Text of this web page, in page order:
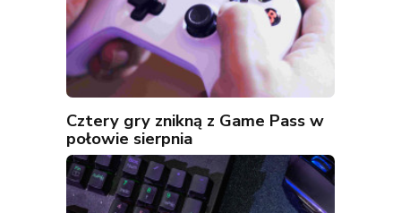
Cztery gry znikną z Game Pass w
połowie sierpnia